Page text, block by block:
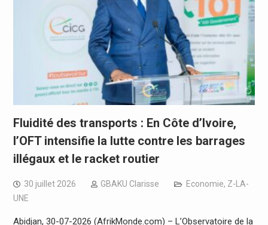
Fluidité des transports : En Côte d’Ivoire,
l’OFT intensifie la lutte contre les barrages
illégaux et le racket routier
30 juillet 2026 GBAKU Clarisse Economie, Z-LA-
UNE
Abidjan, 30-07-2026 (AfrikMonde.com) – L’Observatoire de la